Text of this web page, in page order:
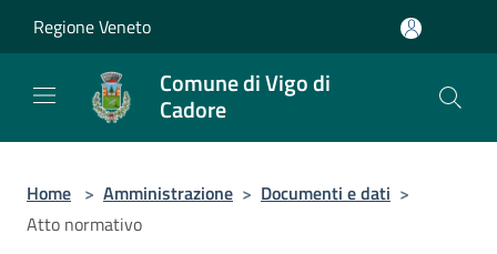
Regione Veneto
Comune di Vigo di
Cadore
Home > Amministrazione > Documenti e dati >
Atto normativo